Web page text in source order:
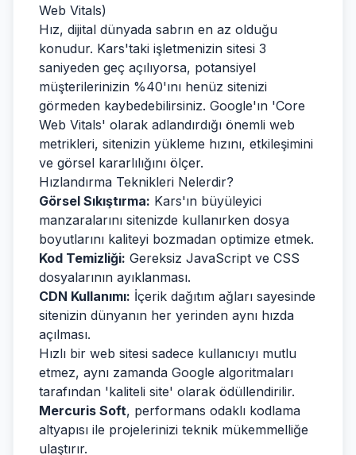
Web Vitals)
Hız, dijital dünyada sabrın en az olduğu
konudur. Kars'taki işletmenizin sitesi 3
saniyeden geç açılıyorsa, potansiyel
müşterilerinizin %40'ını henüz sitenizi
görmeden kaybedebilirsiniz. Google'ın 'Core
Web Vitals' olarak adlandırdığı önemli web
metrikleri, sitenizin yükleme hızını, etkileşimini
ve görsel kararlılığını ölçer.
Hızlandırma Teknikleri Nelerdir?
Görsel Sıkıştırma: Kars'ın büyüleyici
manzaralarını sitenizde kullanırken dosya
boyutlarını kaliteyi bozmadan optimize etmek.
Kod Temizliği: Gereksiz JavaScript ve CSS
dosyalarının ayıklanması.
CDN Kullanımı: İçerik dağıtım ağları sayesinde
sitenizin dünyanın her yerinden aynı hızda
açılması.
Hızlı bir web sitesi sadece kullanıcıyı mutlu
etmez, aynı zamanda Google algoritmaları
tarafından 'kaliteli site' olarak ödüllendirilir.
Mercuris Soft, performans odaklı kodlama
altyapısı ile projelerinizi teknik mükemmelliğe
ulaştırır.